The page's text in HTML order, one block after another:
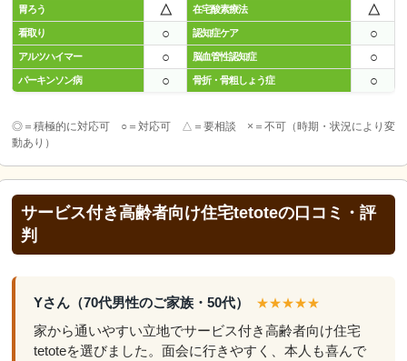
胃ろう △ 在宅酸素療法 △
看取り ○ 認知症ケア ○
アルツハイマー ○ 脳血管性認知症 ○
パーキンソン病 ○ 骨折・骨粗しょう症 ○
◎＝積極的に対応可 ○＝対応可 △＝要相談 ×＝不可（時期・状況により変
動あり）
サービス付き高齢者向け住宅tetoteの口コミ・評
判
Yさん（70代男性のご家族・50代） ★★★★★
家から通いやすい立地でサービス付き高齢者向け住宅
tetoteを選びました。面会に行きやすく、本人も喜んで